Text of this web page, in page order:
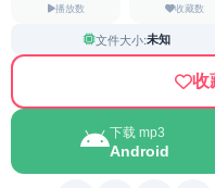
播放数 收藏数
文件大小:未知
收
下载 mp3
Android